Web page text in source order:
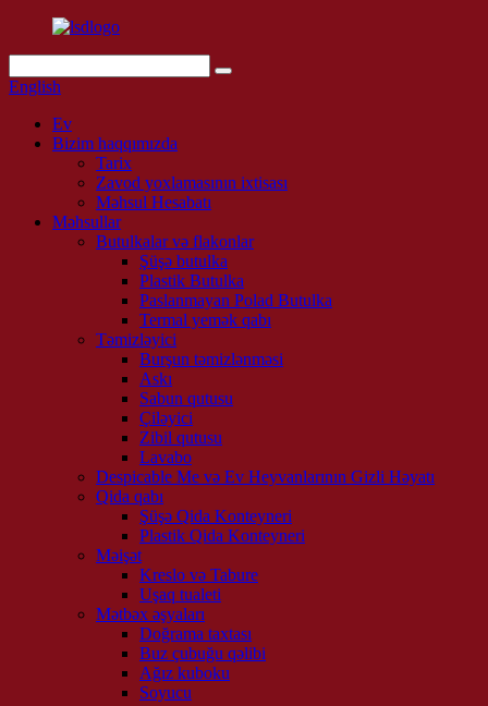
English
Ev
Bizim haqqımızda
Tarix
Zavod yoxlamasının ixtisası
Məhsul Hesabatı
Məhsullar
Butulkalar və flakonlar
Şüşə butulka
Plastik Butulka
Paslanmayan Polad Butulka
Termal yemək qabı
Təmizləyici
Burşun təmizlənməsi
Askı
Sabun qutusu
Çiləyici
Zibil qutusu
Lavabo
Despicable Me və Ev Heyvanlarının Gizli Həyatı
Qida qabı
Şüşə Qida Konteyneri
Plastik Qida Konteyneri
Məişət
Kreslo və Tabure
Uşaq tualeti
Mətbəx əşyaları
Doğrama taxtası
Buz çubuğu qəlibi
Ağız kuboku
Soyucu